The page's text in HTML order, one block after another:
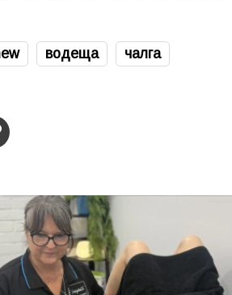
водеща
чалга